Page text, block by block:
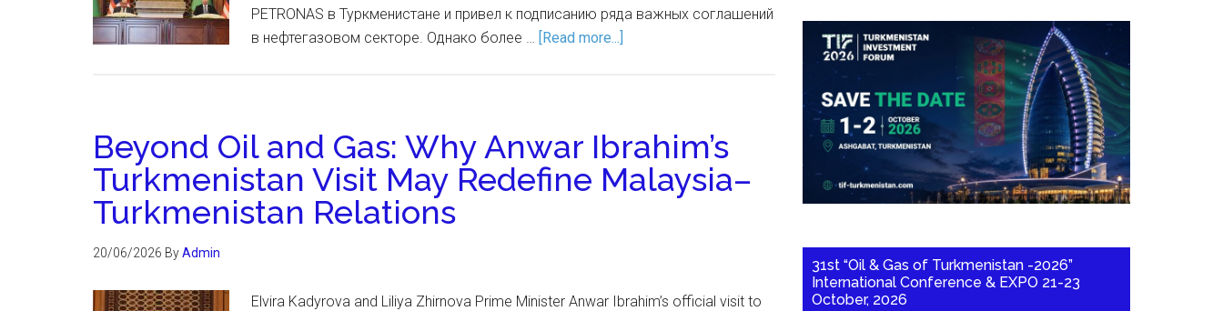
PETRONAS в Туркменистане и привел к подписанию ряда важных соглашений
в нефтегазовом секторе. Однако более … [Read more...]
Beyond Oil and Gas: Why Anwar Ibrahim’s
Turkmenistan Visit May Redefine Malaysia–
Turkmenistan Relations
20/06/2026 ByAdmin
Elvira Kadyrova and Liliya Zhirnova Prime Minister Anwar Ibrahim’s official visit to
31st “Oil & Gas of Turkmenistan -2026”
International Conference & EXPO 21-23
October, 2026